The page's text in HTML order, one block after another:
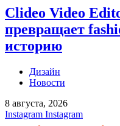
Clideo Video
превращает
историю
Дизайн
Новости
8 августа, 2026
Instagram Instagram